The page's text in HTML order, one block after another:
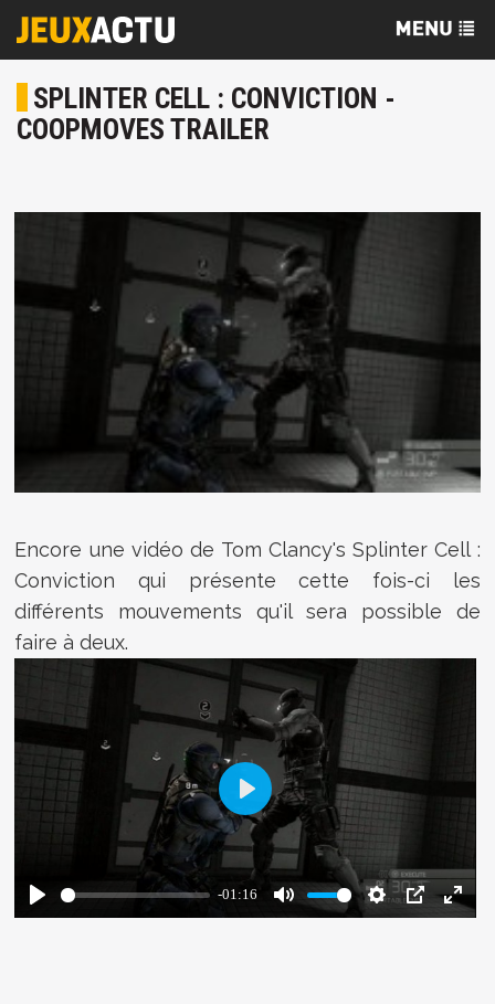
SPLINTER CELL : CONVICTION -
COOPMOVES TRAILER
Encore une vidéo de Tom Clancy's Splinter Cell :
Conviction qui présente cette fois-ci les
différents mouvements qu'il sera possible de
faire à deux.